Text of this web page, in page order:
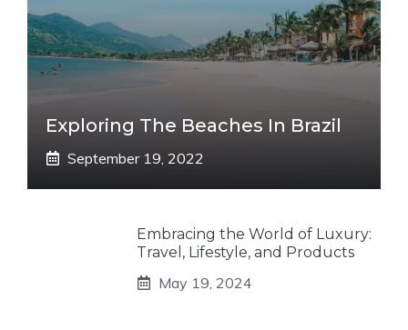
Exploring The Beaches In Brazil
September 19, 2022
Embracing the World of Luxury:
Travel, Lifestyle, and Products
May 19, 2024